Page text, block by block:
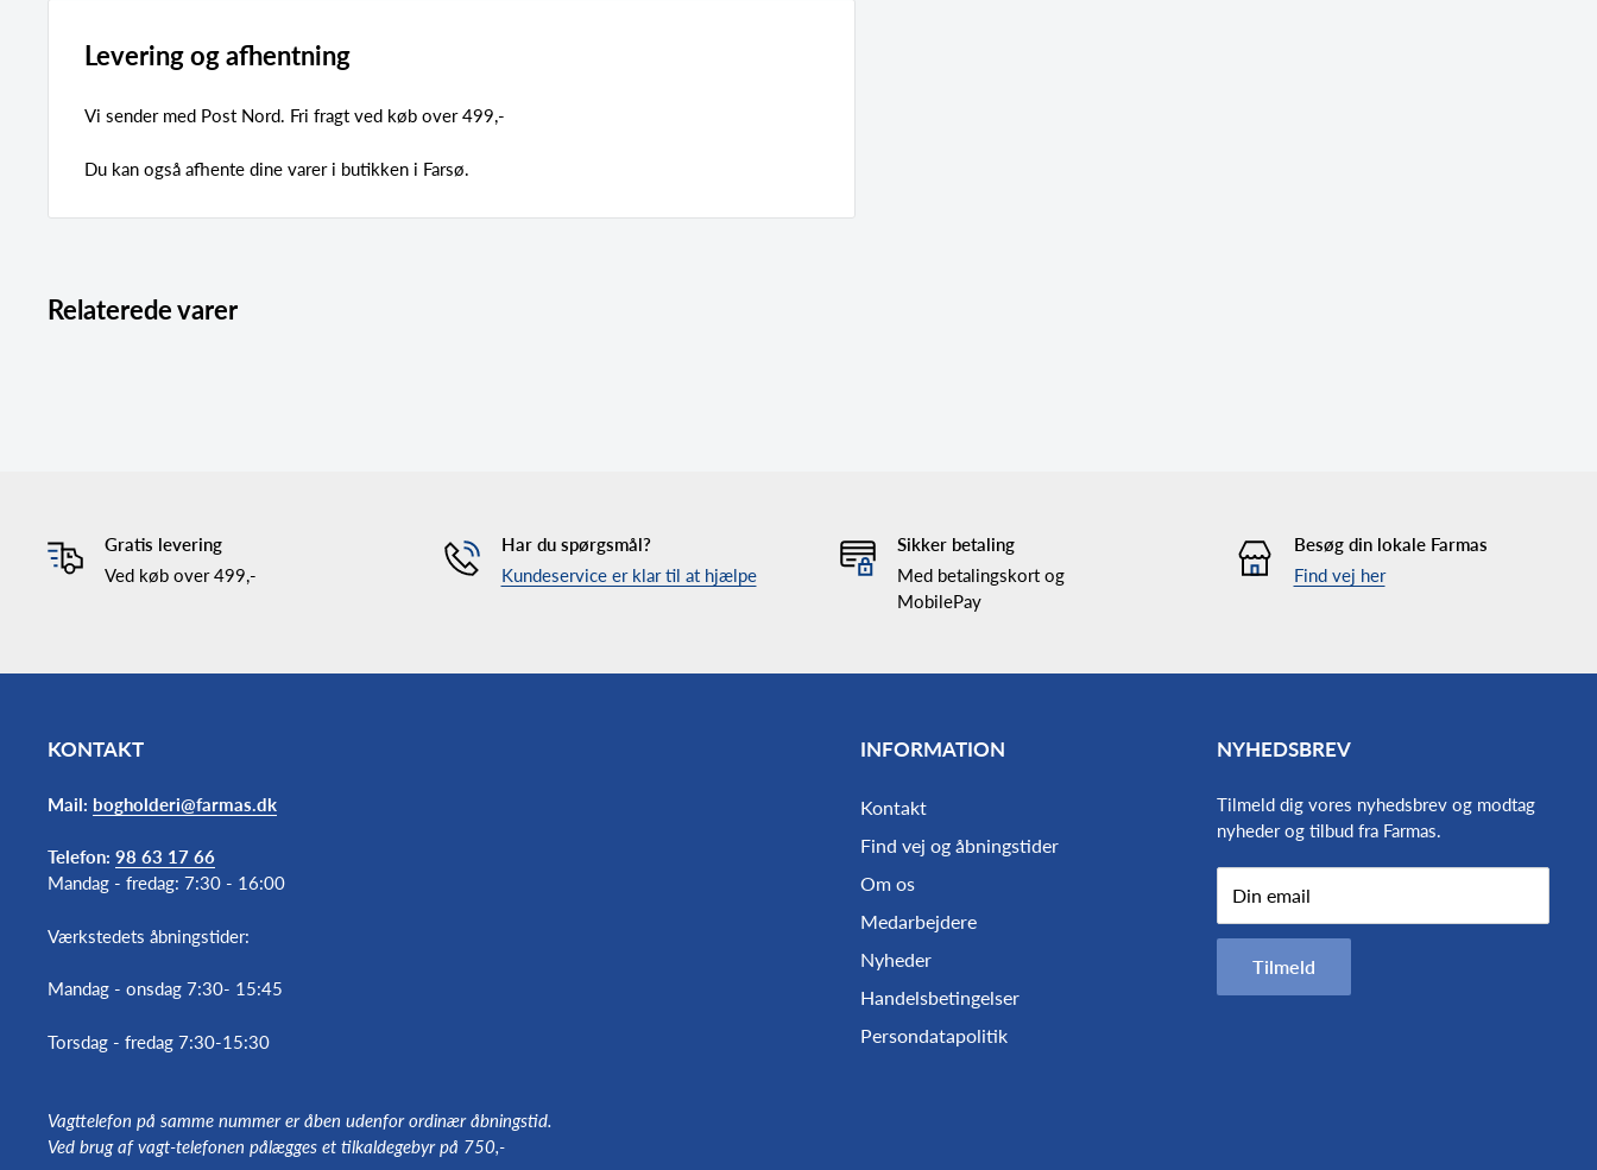
Levering og afhentning
Vi sender med Post Nord. Fri fragt ved køb over 499,-
Du kan også afhente dine varer i butikken i Farsø.
Relaterede varer
Gratis levering
Ved køb over 499,-
Har du spørgsmål?
Kundeservice er klar til at hjælpe
Sikker betaling
Med betalingskort og
MobilePay
Besøg din lokale Farmas
Find vej her
KONTAKT
Mail: bogholderi@farmas.dk
Telefon: 98 63 17 66
Mandag - fredag: 7:30 - 16:00
Værkstedets åbningstider:
Mandag - onsdag 7:30- 15:45
Torsdag - fredag 7:30-15:30
Vagttelefon på samme nummer er åben udenfor ordinær åbningstid.
Ved brug af vagt-telefonen pålægges et tilkaldegebyr på 750,-
INFORMATION
Kontakt
Find vej og åbningstider
Om os
Medarbejdere
Nyheder
Handelsbetingelser
Persondatapolitik
NYHEDSBREV
Tilmeld dig vores nyhedsbrev og modtag
nyheder og tilbud fra Farmas.
Din email
Tilmeld